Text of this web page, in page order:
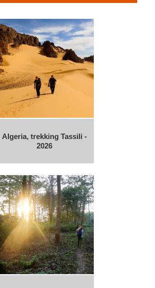
Algeria, trekking Tassili -
2026